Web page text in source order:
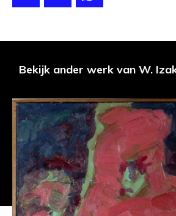
Bekijk ander werk van W.